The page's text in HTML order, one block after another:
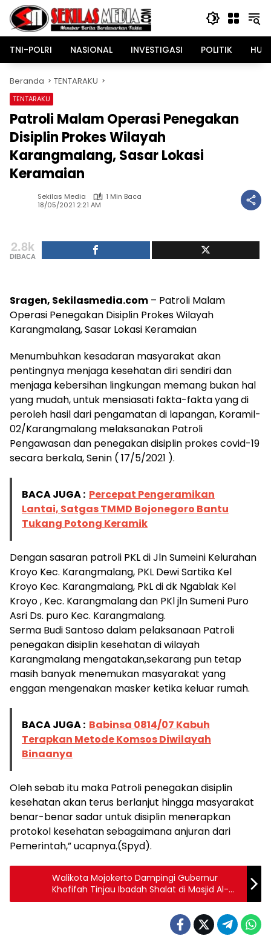
Langsung
konten
TNI-POLRI
NASIONAL INVESTIGASI POLITIK
Beranda TENTARAKU
TENTARAKU
Patroli Malam Operasi Penegakan
Disiplin Prokes Wilayah
Karangmalang, Sasar Lokasi
Keramaian
Sekilas Media
1 Min Baca
18/05/2021 2:21 AM
2.8k
DIBACA
Sragen, Sekilasmedia.com – Patroli Malam
Operasi Penegakan Disiplin Prokes Wilayah
Karangmalang, Sasar Lokasi Keramaian
Menumbuhkan kesadaran masyarakat akan
pentingnya menjaga kesehatan diri sendiri dan
menjaga kebersihan lingkungan memang bukan hal
yang mudah, untuk mensiasati fakta-fakta yang di
peroleh hasil dari pengamatan di lapangan, Koramil-
02/Karangmalang melaksanakan Patroli
Pengawasan dan penegakan disiplin prokes covid-19
secara berkala, Senin ( 17/5/2021 ).
BACA JUGA : Percepat Pengeramikan
Lantai, Satgas TMMD Bojonegoro Bantu
Tukang Potong Keramik
Dengan sasaran patroli PKL di Jln Sumeini Kelurahan
Kroyo Kec. Karangmalang, PKL Dewi Sartika Kel
Kroyo Kec. Karangmalang, PkL di dk Ngablak Kel
Kroyo , Kec. Karangmalang dan PKl jln Sumeni Puro
Asri Ds. puro Kec. Karangmalang.
Serma Budi Santoso dalam pelaksanaan Patroli
penegakan disiplin kesehatan di wilayah
Karangmalang mengatakan,sekarang pun tetap
masih banyak menemukan masyarakat yang
enggan mengenakan masker ketika keluar rumah.
BACA JUGA : Babinsa 0814/07 Kabuh
Terapkan Metode Komsos Diwilayah
Binaanya
Oleh sebab itu maka Patroli penegakan disiplin
kesehatan akan terus berlanjut hingga masyarakat
benar-benar sadar untuk disiplin menerapkan
protokol kesehatan sebagaimana anjuran dari
Pemerintah,” ucapnya.(Spyd).
Walikota Mojokerto Dampingi Gubernur
Khofifah Tinjau Ibadah Shalat di Masjid Al-
Fattah